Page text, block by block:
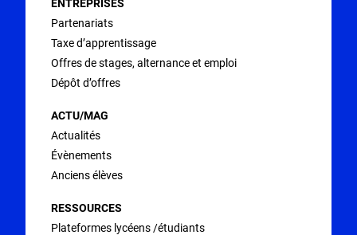
ENTREPRISES
Partenariats
Taxe d’apprentissage
Offres de stages, alternance et emploi
Dépôt d’offres
ACTU/MAG
Actualités
Évènements
Anciens élèves
RESSOURCES
Plateformes lycéens /étudiants